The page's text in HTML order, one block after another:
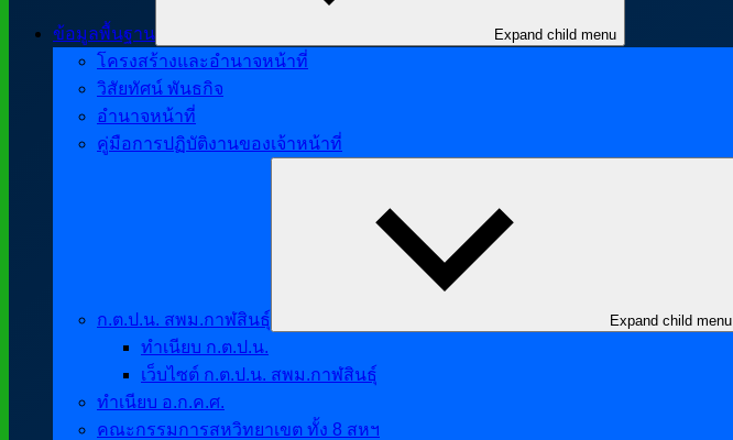
ข้อมูลพื้นฐาน Expand child menu
โครงสร้างและอำนาจหน้าที่
วิสัยทัศน์ พันธกิจ
อำนาจหน้าที่
คู่มือการปฏิบัติงานของเจ้าหน้าที่
ก.ต.ป.น. สพม.กาฬสินธุ์ Expand child menu
ทำเนียบ ก.ต.ป.น.
เว็บไซต์ ก.ต.ป.น. สพม.กาฬสินธุ์
ทำเนียบ อ.ก.ค.ศ.
คณะกรรมการสหวิทยาเขต ทั้ง 8 สหฯ